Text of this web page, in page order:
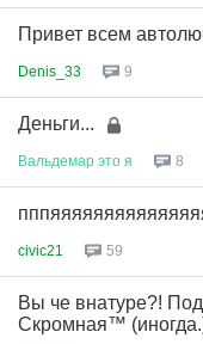
Привет всем
Denis_33 9
Деньги...
Вальдемар это я 8
civic21 59
Вы че внатуре?!
Скромная™